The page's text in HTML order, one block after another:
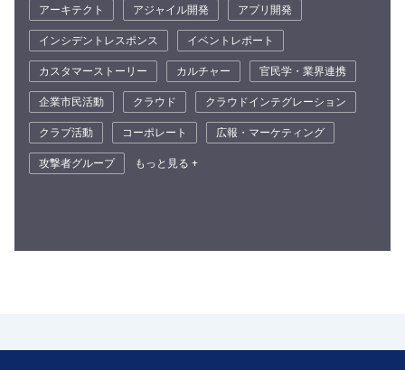
アーキテクト アジャイル開発
アプリ開発
インシデントレスポンス
イベントレポート
カスタマーストーリー
カルチャー
官民学・業界連携
企業市民活動
クラウド
クラウドインテグレーション
クラブ活動
コーポレート
広報・マーケティング
攻撃者グループ
もっと見る +